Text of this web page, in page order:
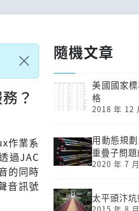
？
作業系
過JAC
的同時
音訊號
隨機文章
美國國家
格
2018 年 12
用動態規
重疊子問
2020 年 7
太平頭汴
2015 年 8